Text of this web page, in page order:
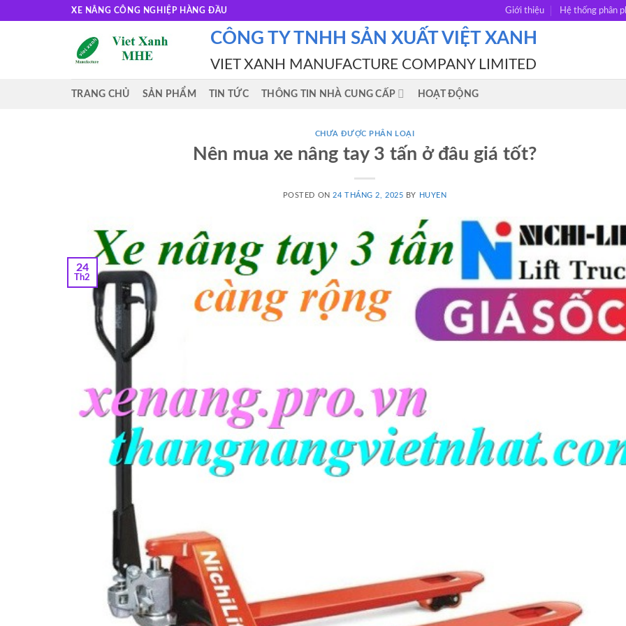
XE NÂNG CÔNG NGHIỆP HÀNG ĐẦU Giới thiệu Hệ thống phân
CÔNG TY TNHH SẢN XUẤT VIỆT XANH
VIET XANH MANUFACTURE COMPANY LIMITED
TRANG CHỦ SẢN PHẨM TIN TỨC THÔNG TIN NHÀ CUNG CẤP HOẠT ĐỘNG
CHƯA ĐƯỢC PHÂN LOẠI
Nên mua xe nâng tay 3 tấn ở đâu giá tốt?
POSTED ON 24 THÁNG 2, 2025 BY HUYEN
24
Th2